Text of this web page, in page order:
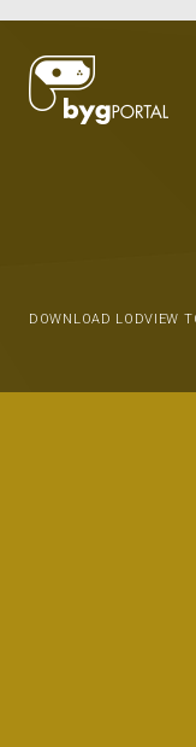
DOWNLOAD LODVIEW